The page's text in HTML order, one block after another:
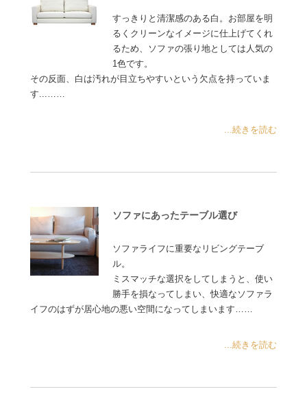
すっきりと清潔感のある白。お部屋を明
るくクリーンなイメージに仕上げてくれ
るため、ソファの張り地としては人気の
1色です。
その反面、白は汚れが目立ちやすいという欠点を持っていま
す...……
...続きを読む
ソファにあったテーブル選び
ソファライフに重要なリビングテーブ
ル。
ミスマッチな選択をしてしまうと、使い
勝手を損なってしまい、快適なソファラ
イフのはずが居心地の悪い空間になってしまいます……
...続きを読む